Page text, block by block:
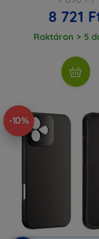
8 721
Raktáron > 5
-10%